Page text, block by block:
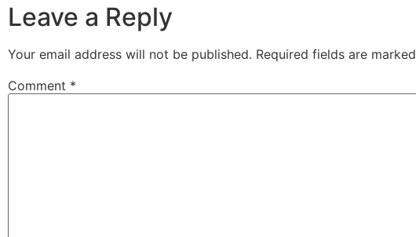
Leave a Reply
Your email address will not be published. Required fields are marked
Comment *